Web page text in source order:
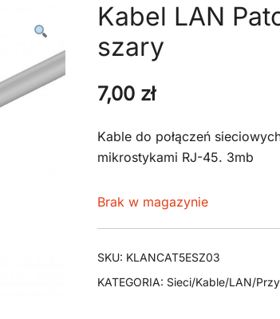
Kabel LAN
szary
7,00 zł
Kable do połączeń
mikrostykami RJ-45. 3mb
Brak w magazynie
SKU: KLANCAT5ESZ03
KATEGORIA: Sieci/Kable/LAN/